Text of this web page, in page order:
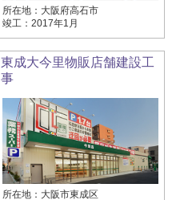
所在地：大阪府高石市
竣工：2017年1月
東成大今里物販店舗建設工
事
所在地：大阪市東成区